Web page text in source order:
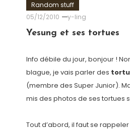
Random stuff
05/12/2010
y-ling
Yesung et ses tortues
Info débile du jour, bonjour !
blague, je vais parler des
(membre des Super Junior).
mis des photos de ses tortues
Tout d’abord, il faut se